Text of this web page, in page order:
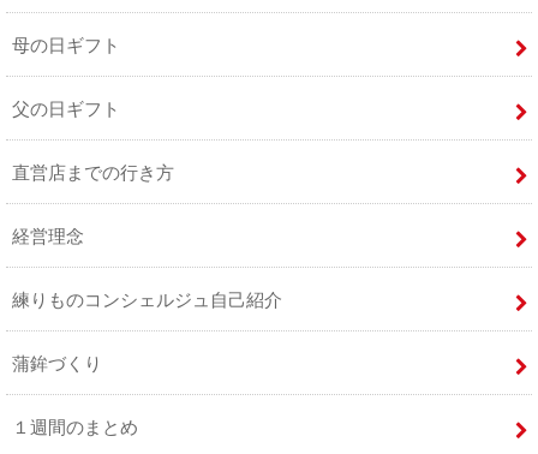
母の日ギフト
父の日ギフト
直営店までの行き方
経営理念
練りものコンシェルジュ自己紹介
蒲鉾づくり
１週間のまとめ